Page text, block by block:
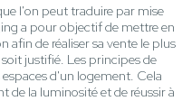
l'on peut traduire par mise
a pour objectif de mettre en
afin de réaliser sa vente le plus
justifié. Les principes de
d'un logement. Cela
de la luminosité et de réussir à